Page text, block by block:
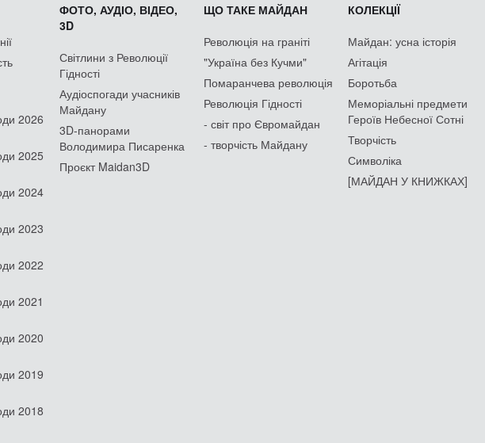
2026
2025
2024
2023
2022
2021
2020
2019
2018
ФОТО, АУДІО, ВІДЕО,
3D
Світлини з Революції
Гідності
Аудіоспогади учасників
Майдану
3D-панорами
Володимира Писаренка
Проєкт Maidan3D
ЩО ТАКЕ МАЙДАН
Революція на граніті
"Україна без Кучми"
Помаранчева революція
Революція Гідності
- світ про Євромайдан
- творчість Майдану
КОЛЕКЦІЇ
Майдан: усна історія
Агітація
Боротьба
Меморіальні предмети
Героїв Небесної Сотні
Творчість
Символіка
[МАЙДАН У КНИЖКАХ]